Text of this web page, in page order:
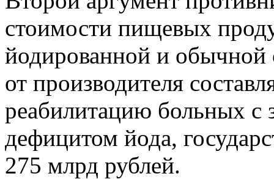
стоимости пищевых
йодированной и обычной
от производителя
реабилитацию больных с
дефицитом йода,
275 млрд рублей.